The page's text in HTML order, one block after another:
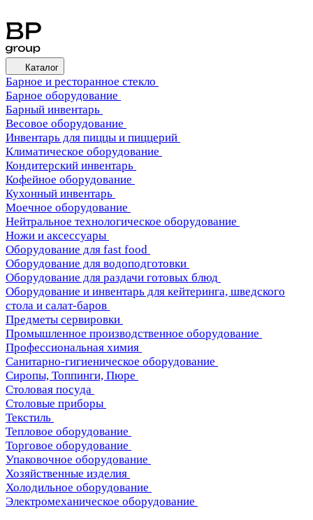
Каталог
Барное и ресторанное стекло
Барное оборудование
Барный инвентарь
Весовое оборудование
Инвентарь для пиццы и пиццерий
Климатическое оборудование
Кондитерский инвентарь
Кофейное оборудование
Кухонный инвентарь
Моечное оборудование
Нейтральное технологическое оборудование
Ножи и аксессуары
Оборудование для fast food
Оборудование для водоподготовки
Оборудование для раздачи готовых блюд
Оборудование и инвентарь для кейтеринга, шведского
стола и салат-баров
Предметы сервировки
Промышленное производственное оборудование
Профессиональная химия
Санитарно-гигиеническое оборудование
Сиропы, Топпинги, Пюре
Столовая посуда
Столовые приборы
Текстиль
Тепловое оборудование
Торговое оборудование
Упаковочное оборудование
Хозяйственные изделия
Холодильное оборудование
Электромеханическое оборудование